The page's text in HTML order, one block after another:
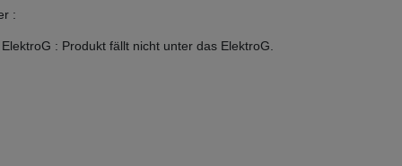
:
: Produkt fällt nicht unter das ElektroG.